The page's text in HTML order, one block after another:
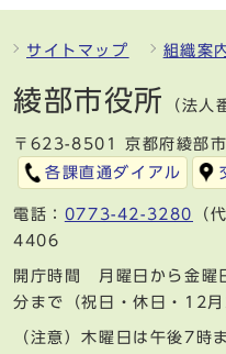
サイトマップ 組織案
綾部市役所 （法
〒623-8501 京都府綾部市
各課直通ダイアル
電話： 0773-42-3280
（
4406
開庁時間 月曜日から金曜
分まで（祝日・休日・12
（注意）木曜日は午後7時